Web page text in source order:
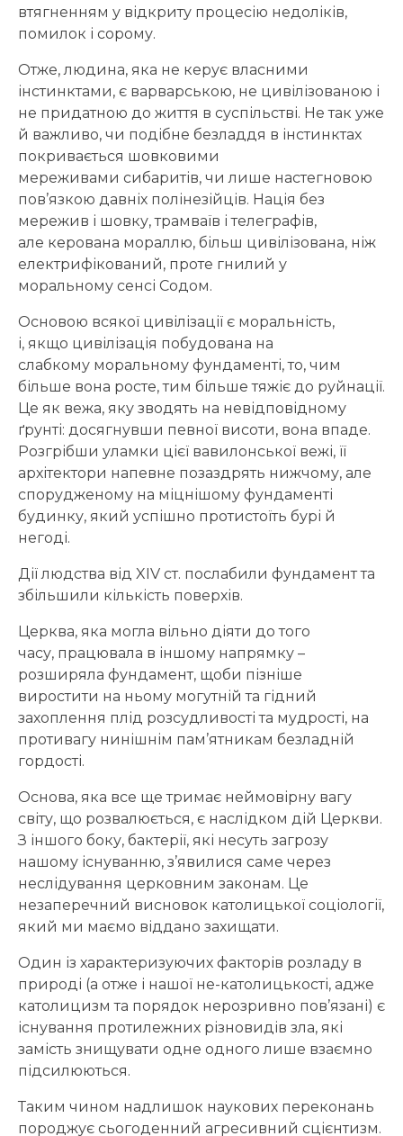
втягненням у відкриту процесію недоліків,
помилок і сорому.
Отже, людина, яка не керує власними
інстинктами, є варварською, не цивілізованою і
не придатною до життя в суспільстві. Не так уже
й важливо, чи подібне безладдя в інстинктах
покривається шовковими
мереживами сибаритів, чи лише настегновою
пов’язкою давніх полінезійців. Нація без
мережив і шовку, трамваїв і телеграфів,
але керована мораллю, більш цивілізована, ніж
електрифікований, проте гнилий у
моральному сенсі Содом.
Основою всякої цивілізації є моральність,
і, якщо цивілізація побудована на
слабкому моральному фундаменті, то, чим
більше вона росте, тим більше тяжіє до руйнації.
Це як вежа, яку зводять на невідповідному
ґрунті: досягнувши певної висоти, вона впаде.
Розгрібши уламки цієї вавилонської вежі, її
архітектори напевне позаздрять нижчому, але
спорудженому на міцнішому фундаменті
будинку, який успішно протистоїть бурі й
негоді.
Дії людства від XIV ст. послабили фундамент та
збільшили кількість поверхів.
Церква, яка могла вільно діяти до того
часу, працювала в іншому напрямку –
розширяла фундамент, щоби пізніше
виростити на ньому могутній та гідний
захоплення плід розсудливості та мудрості, на
противагу нинішнім пам’ятникам безладній
гордості.
Основа, яка все ще тримає неймовірну вагу
світу, що розвалюється, є наслідком дій Церкви.
З іншого боку, бактерії, які несуть загрозу
нашому існуванню, з’явилися саме через
неслідування церковним законам. Це
незаперечний висновок католицької соціології,
який ми маємо віддано захищати.
Один із характеризуючих факторів розладу в
природі (а отже і нашої не-католицькості, адже
католицизм та порядок нерозривно пов’язані) є
існування протилежних різновидів зла, які
замість знищувати одне одного лише взаємно
підсилюються.
Таким чином надлишок наукових переконань
породжує сьогоденний агресивний сцієнтизм.